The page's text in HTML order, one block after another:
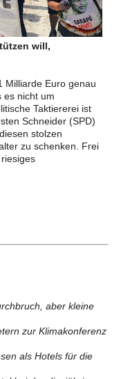
will,
Milliarde Euro genau
es nicht um
Taktiererei ist
Schneider (SPD)
stolzen
zu schenken. Frei
aber kleine
zur Klimakonferenz
als Hotels für die